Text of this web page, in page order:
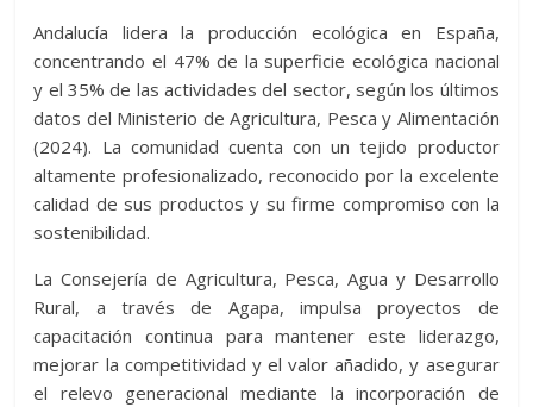
Andalucía lidera la producción ecológica en España,
concentrando el 47% de la superficie ecológica nacional
y el 35% de las actividades del sector, según los últimos
datos del Ministerio de Agricultura, Pesca y Alimentación
(2024). La comunidad cuenta con un tejido productor
altamente profesionalizado, reconocido por la excelente
calidad de sus productos y su firme compromiso con la
sostenibilidad.
La Consejería de Agricultura, Pesca, Agua y Desarrollo
Rural, a través de Agapa, impulsa proyectos de
capacitación continua para mantener este liderazgo,
mejorar la competitividad y el valor añadido, y asegurar
el relevo generacional mediante la incorporación de